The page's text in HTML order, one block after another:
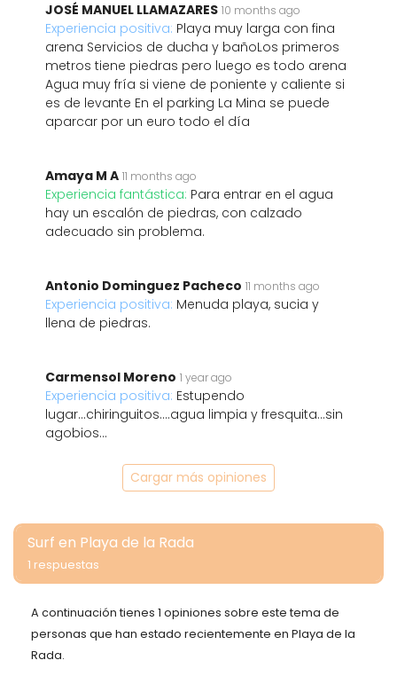
JOSÉ MANUEL LLAMAZARES 10 months ago
Experiencia positiva: Playa muy larga con fina
arena Servicios de ducha y bañoLos primeros
metros tiene piedras pero luego es todo arena
Agua muy fría si viene de poniente y caliente si
es de levante En el parking La Mina se puede
aparcar por un euro todo el día
Amaya M A 11 months ago
Experiencia fantástica: Para entrar en el agua
hay un escalón de piedras, con calzado
adecuado sin problema.
Antonio Dominguez Pacheco 11 months ago
Experiencia positiva: Menuda playa, sucia y
llena de piedras.
Carmensol Moreno 1 year ago
Experiencia positiva: Estupendo
lugar...chiringuitos....agua limpia y fresquita...sin
agobios...
Cargar más opiniones
Surf en Playa de la Rada
1 respuestas
A continuación tienes 1 opiniones sobre este tema de
personas que han estado recientemente en Playa de la
Rada.